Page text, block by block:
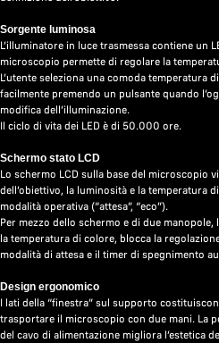
Sorgente luminosa
L’illuminatore in luce trasmessa contiene un
microscopio permette di regolare la
L’utente seleziona una comoda temperatura
facilmente premendo un pulsante quando
modifica dell’illuminazione.
Il ciclo di vita dei LED è di 50.000 ore.
Schermo stato LCD
Lo schermo LCD sulla base del microscopio
dell’obiettivo, la luminosità e la temperatura
modalità operativa (“attesa”, “eco”).
Per mezzo dello schermo e di due
la temperatura di colore, blocca la
modalità di attesa e il timer di spegnimento
Design ergonomico
I lati della “finestra” sul supporto
trasportare il microscopio con due mani. La
del cavo di alimentazione migliora l’estetica